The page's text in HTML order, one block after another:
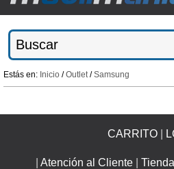
Estás en: Inicio /Outlet /Samsung
CARRITO
Atención al Cliente